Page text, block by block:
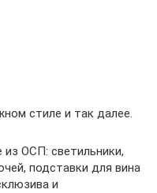
стиле и так далее.
ОСП: светильники,
подставки для вина
и